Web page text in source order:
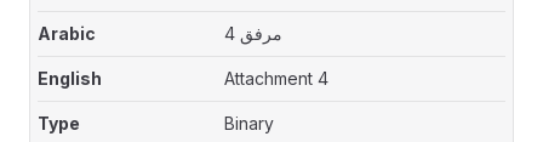
مرفق 4
Attachment 4
Binary